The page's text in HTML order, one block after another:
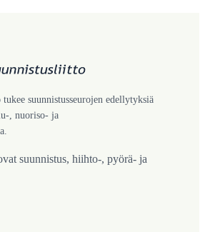
suunnistusseurojen edellytyksiä
, nuoriso- ja
suunnistus, hiihto-, pyörä- ja